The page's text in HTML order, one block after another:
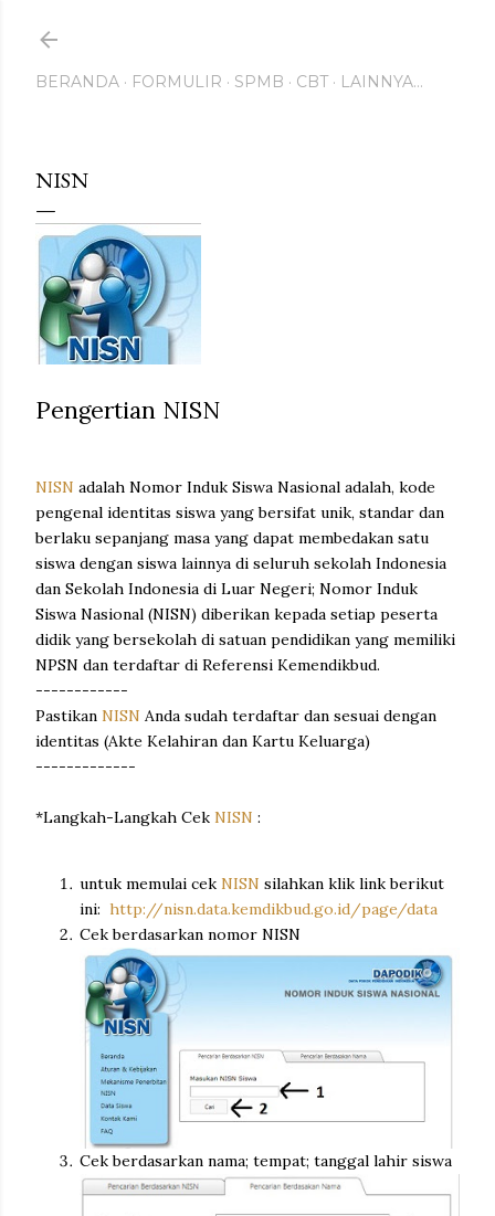
BERANDA FORMULIR SPMB CBT LAINNYA…
NISN
Pengertian NISN
NISN adalah Nomor Induk Siswa Nasional adalah, kode
pengenal identitas siswa yang bersifat unik, standar dan
berlaku sepanjang masa yang dapat membedakan satu
siswa dengan siswa lainnya di seluruh sekolah Indonesia
dan Sekolah Indonesia di Luar Negeri; Nomor Induk
Siswa Nasional (NISN) diberikan kepada setiap peserta
didik yang bersekolah di satuan pendidikan yang memiliki
NPSN dan terdaftar di Referensi Kemendikbud.
------------
Pastikan NISN Anda sudah terdaftar dan sesuai dengan
identitas (Akte Kelahiran dan Kartu Keluarga)
-------------
*Langkah-Langkah Cek NISN :
untuk memulai cek NISN silahkan klik link berikut
ini: http://nisn.data.kemdikbud.go.id/page/data
Cek berdasarkan nomor NISN
Cek berdasarkan nama; tempat; tanggal lahir siswa